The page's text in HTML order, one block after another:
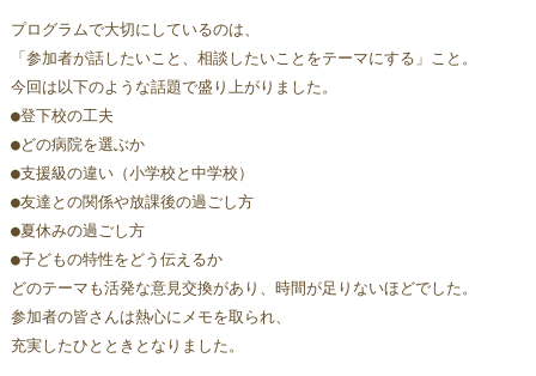
プログラムで大切にしているのは、
「参加者が話したいこと、相談したいことをテーマにする」こと。
今回は以下のような話題で盛り上がりました。
●登下校の工夫
●どの病院を選ぶか
●支援級の違い（小学校と中学校）
●友達との関係や放課後の過ごし方
●夏休みの過ごし方
●子どもの特性をどう伝えるか
どのテーマも活発な意見交換があり、時間が足りないほどでした。
参加者の皆さんは熱心にメモを取られ、
充実したひとときとなりました。